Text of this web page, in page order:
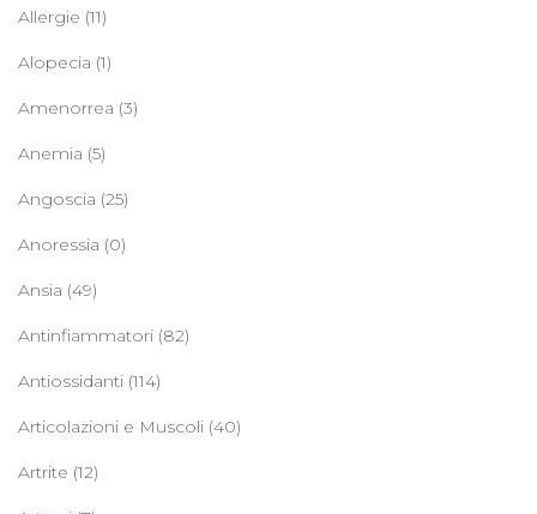
Allergie (11)
Alopecia (1)
Amenorrea (3)
Anemia (5)
Angoscia (25)
Anoressia (0)
Ansia (49)
Antinfiammatori (82)
Antiossidanti (114)
Articolazioni e Muscoli (40)
Artrite (12)